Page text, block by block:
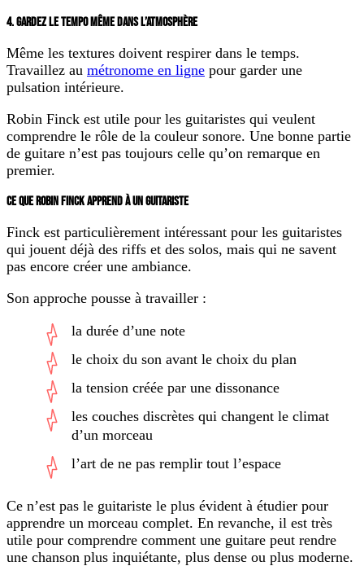
4. GARDEZ LE TEMPO MÊME DANS L’ATMOSPHÈRE
Même les textures doivent respirer dans le temps.
Travaillez au métronome en ligne pour garder une
pulsation intérieure.
Robin Finck est utile pour les guitaristes qui veulent
comprendre le rôle de la couleur sonore. Une bonne partie
de guitare n’est pas toujours celle qu’on remarque en
premier.
CE QUE ROBIN FINCK APPREND À UN GUITARISTE
Finck est particulièrement intéressant pour les guitaristes
qui jouent déjà des riffs et des solos, mais qui ne savent
pas encore créer une ambiance.
Son approche pousse à travailler :
la durée d’une note
le choix du son avant le choix du plan
la tension créée par une dissonance
les couches discrètes qui changent le climat
d’un morceau
l’art de ne pas remplir tout l’espace
Ce n’est pas le guitariste le plus évident à étudier pour
apprendre un morceau complet. En revanche, il est très
utile pour comprendre comment une guitare peut rendre
une chanson plus inquiétante, plus dense ou plus moderne.